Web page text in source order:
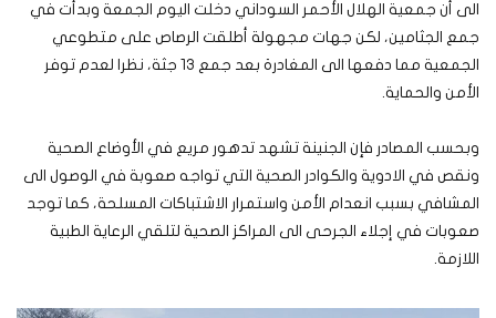
الى أن جمعية الهلال الأحمر السوداني دخلت اليوم الجمعة وبدأت في
جمع الجثامين، لكن جهات مجهولة أطلقت الرصاص على متطوعي
الجمعية مما دفعها الى المغادرة بعد جمع 13 جثة، نظرا لعدم توفر
الأمن والحماية.
وبحسب المصادر فإن الجنينة تشهد تدهور مريع في الأوضاع الصحية
ونقص في الادوية والكوادر الصحية التي تواجه صعوبة في الوصول الى
المشافي بسبب انعدام الأمن واستمرار الاشتباكات المسلحة، كما توجد
صعوبات في إجلاء الجرحى الى المراكز الصحية لتلقي الرعاية الطبية
اللازمة.